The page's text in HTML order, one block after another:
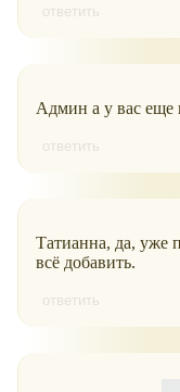
ответить
Админ а у вас еще
ответить
Татианна, да, уже
всё добавить.
ответить